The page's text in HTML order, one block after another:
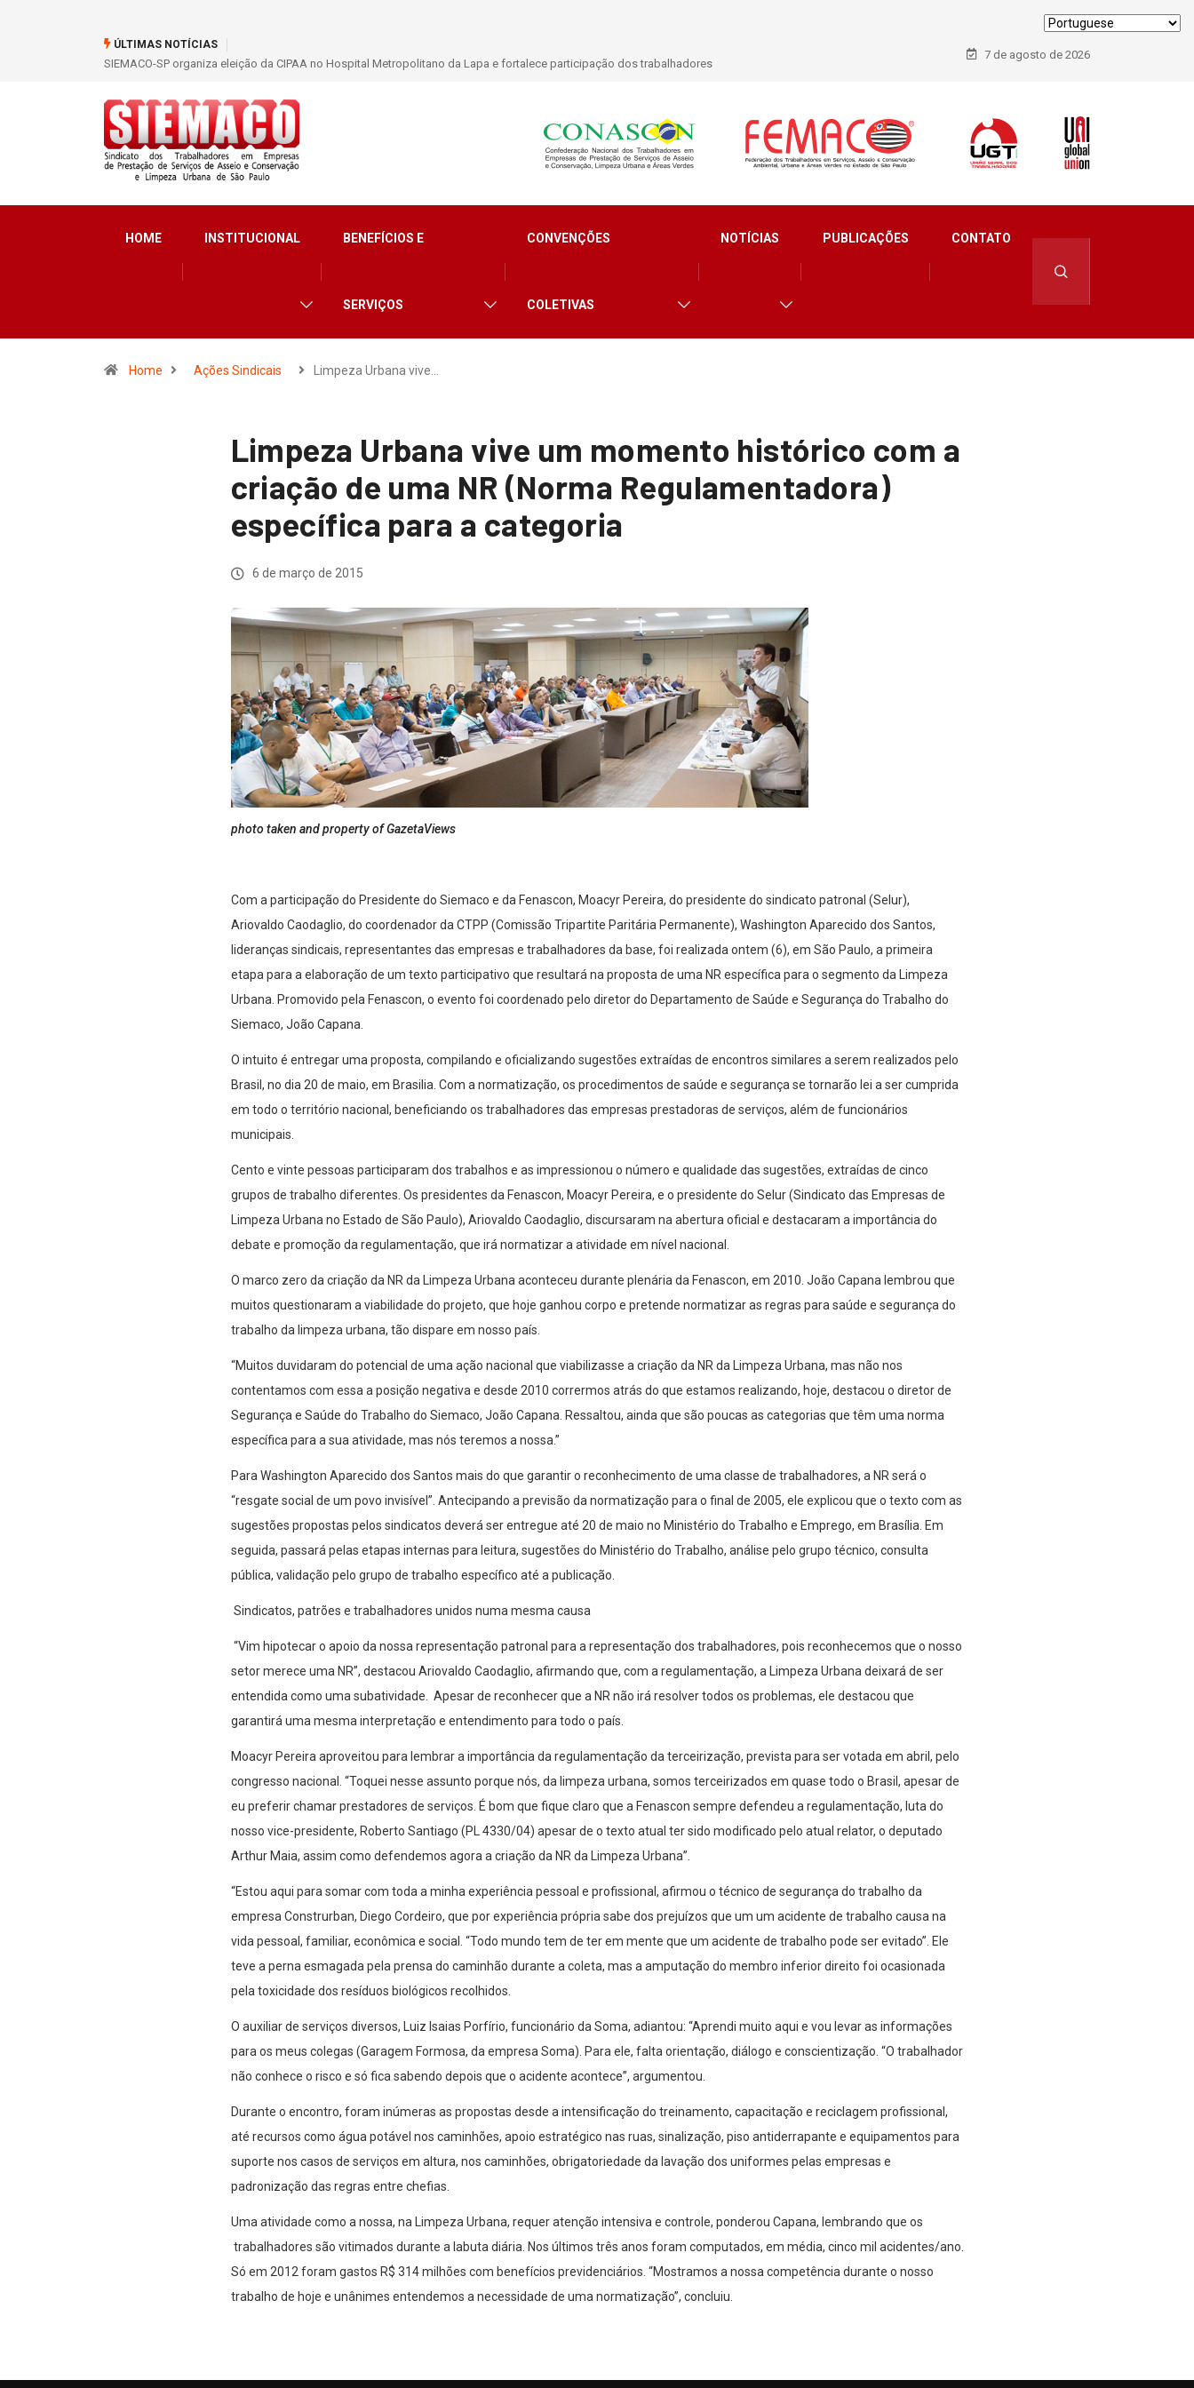
ÚLTIMAS NOTÍCIAS
SIEMACO-SP organiza eleição da CIPAA no Hospital Metropolitano da Lapa e fortalece participação dos trabalhadores
7 de agosto de 2026
HOME INSTITUCIONAL BENEFÍCIOS E
SERVIÇOS
CONVENÇÕES
COLETIVAS
NOTÍCIAS PUBLICAÇÕES CONTATO
Home Ações Sindicais Limpeza Urbana vive…
Limpeza Urbana vive um momento histórico com a
criação de uma NR (Norma Regulamentadora)
específica para a categoria
6 de março de 2015
photo taken and property of GazetaViews
Com a participação do Presidente do Siemaco e da Fenascon, Moacyr Pereira, do presidente do sindicato patronal (Selur),
Ariovaldo Caodaglio, do coordenador da CTPP (Comissão Tripartite Paritária Permanente), Washington Aparecido dos Santos,
lideranças sindicais, representantes das empresas e trabalhadores da base, foi realizada ontem (6), em São Paulo, a primeira
etapa para a elaboração de um texto participativo que resultará na proposta de uma NR específica para o segmento da Limpeza
Urbana. Promovido pela Fenascon, o evento foi coordenado pelo diretor do Departamento de Saúde e Segurança do Trabalho do
Siemaco, João Capana.
O intuito é entregar uma proposta, compilando e oficializando sugestões extraídas de encontros similares a serem realizados pelo
Brasil, no dia 20 de maio, em Brasilia. Com a normatização, os procedimentos de saúde e segurança se tornarão lei a ser cumprida
em todo o território nacional, beneficiando os trabalhadores das empresas prestadoras de serviços, além de funcionários
municipais.
Cento e vinte pessoas participaram dos trabalhos e as impressionou o número e qualidade das sugestões, extraídas de cinco
grupos de trabalho diferentes. Os presidentes da Fenascon, Moacyr Pereira, e o presidente do Selur (Sindicato das Empresas de
Limpeza Urbana no Estado de São Paulo), Ariovaldo Caodaglio, discursaram na abertura oficial e destacaram a importância do
debate e promoção da regulamentação, que irá normatizar a atividade em nível nacional.
O marco zero da criação da NR da Limpeza Urbana aconteceu durante plenária da Fenascon, em 2010. João Capana lembrou que
muitos questionaram a viabilidade do projeto, que hoje ganhou corpo e pretende normatizar as regras para saúde e segurança do
trabalho da limpeza urbana, tão dispare em nosso país.
“Muitos duvidaram do potencial de uma ação nacional que viabilizasse a criação da NR da Limpeza Urbana, mas não nos
contentamos com essa a posição negativa e desde 2010 corrermos atrás do que estamos realizando, hoje, destacou o diretor de
Segurança e Saúde do Trabalho do Siemaco, João Capana. Ressaltou, ainda que são poucas as categorias que têm uma norma
específica para a sua atividade, mas nós teremos a nossa.”
Para Washington Aparecido dos Santos mais do que garantir o reconhecimento de uma classe de trabalhadores, a NR será o
“resgate social de um povo invisível”. Antecipando a previsão da normatização para o final de 2005, ele explicou que o texto com as
sugestões propostas pelos sindicatos deverá ser entregue até 20 de maio no Ministério do Trabalho e Emprego, em Brasília. Em
seguida, passará pelas etapas internas para leitura, sugestões do Ministério do Trabalho, análise pelo grupo técnico, consulta
pública, validação pelo grupo de trabalho específico até a publicação.
Sindicatos, patrões e trabalhadores unidos numa mesma causa
“Vim hipotecar o apoio da nossa representação patronal para a representação dos trabalhadores, pois reconhecemos que o nosso
setor merece uma NR”, destacou Ariovaldo Caodaglio, afirmando que, com a regulamentação, a Limpeza Urbana deixará de ser
entendida como uma subatividade. Apesar de reconhecer que a NR não irá resolver todos os problemas, ele destacou que
garantirá uma mesma interpretação e entendimento para todo o país.
Moacyr Pereira aproveitou para lembrar a importância da regulamentação da terceirização, prevista para ser votada em abril, pelo
congresso nacional. “Toquei nesse assunto porque nós, da limpeza urbana, somos terceirizados em quase todo o Brasil, apesar de
eu preferir chamar prestadores de serviços. É bom que fique claro que a Fenascon sempre defendeu a regulamentação, luta do
nosso vice-presidente, Roberto Santiago (PL 4330/04) apesar de o texto atual ter sido modificado pelo atual relator, o deputado
Arthur Maia, assim como defendemos agora a criação da NR da Limpeza Urbana”.
“Estou aqui para somar com toda a minha experiência pessoal e profissional, afirmou o técnico de segurança do trabalho da
empresa Construrban, Diego Cordeiro, que por experiência própria sabe dos prejuízos que um um acidente de trabalho causa na
vida pessoal, familiar, econômica e social. “Todo mundo tem de ter em mente que um acidente de trabalho pode ser evitado”. Ele
teve a perna esmagada pela prensa do caminhão durante a coleta, mas a amputação do membro inferior direito foi ocasionada
pela toxicidade dos resíduos biológicos recolhidos.
O auxiliar de serviços diversos, Luiz Isaias Porfírio, funcionário da Soma, adiantou: “Aprendi muito aqui e vou levar as informações
para os meus colegas (Garagem Formosa, da empresa Soma). Para ele, falta orientação, diálogo e conscientização. “O trabalhador
não conhece o risco e só fica sabendo depois que o acidente acontece”, argumentou.
Durante o encontro, foram inúmeras as propostas desde a intensificação do treinamento, capacitação e reciclagem profissional,
até recursos como água potável nos caminhões, apoio estratégico nas ruas, sinalização, piso antiderrapante e equipamentos para
suporte nos casos de serviços em altura, nos caminhões, obrigatoriedade da lavação dos uniformes pelas empresas e
padronização das regras entre chefias.
Uma atividade como a nossa, na Limpeza Urbana, requer atenção intensiva e controle, ponderou Capana, lembrando que os
trabalhadores são vitimados durante a labuta diária. Nos últimos três anos foram computados, em média, cinco mil acidentes/ano.
Só em 2012 foram gastos R$ 314 milhões com benefícios previdenciários. “Mostramos a nossa competência durante o nosso
trabalho de hoje e unânimes entendemos a necessidade de uma normatização”, concluiu.